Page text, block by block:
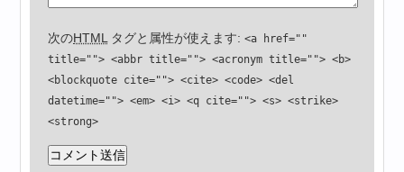
次のHTML タグと属性が使えます:<a href=""
title=""> <abbr title=""> <acronym title=""> <b>
<blockquote cite=""> <cite> <code> <del
datetime=""> <em> <i> <q cite=""> <s> <strike>
<strong>